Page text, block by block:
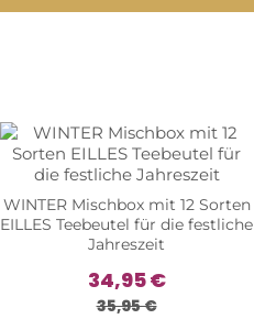
WINTER Mischbox mit 12 Sorten
EILLES Teebeutel für die festliche
Jahreszeit
34,95 €
35,95 €